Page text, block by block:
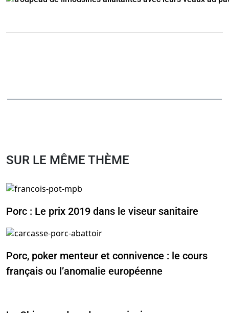
SUR LE MÊME THÈME
Porc : Le prix 2019 dans le viseur sanitaire
Porc, poker menteur et connivence : le cours
français ou l’anomalie européenne